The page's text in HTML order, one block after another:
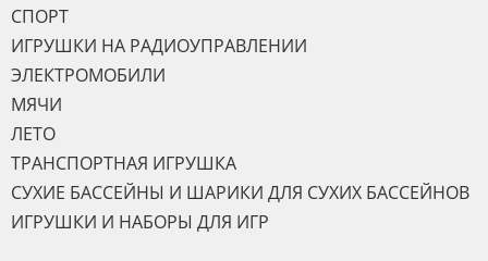
СПОРТ
ИГРУШКИ НА РАДИОУПРАВЛЕНИИ
ЭЛЕКТРОМОБИЛИ
МЯЧИ
ЛЕТО
ТРАНСПОРТНАЯ ИГРУШКА
СУХИЕ БАССЕЙНЫ И ШАРИКИ ДЛЯ СУХИХ БАССЕЙНОВ
ИГРУШКИ И НАБОРЫ ДЛЯ ИГР